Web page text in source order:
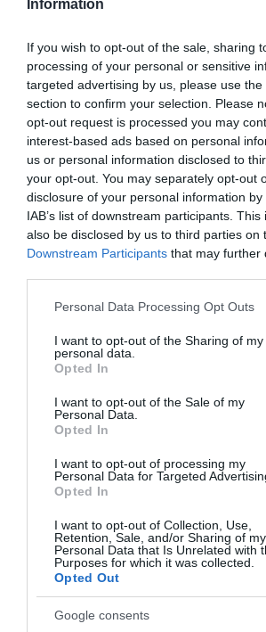
Information
If you wish to opt-out of the sale, sharing
processing of your personal or sensitive
targeted advertising by us, please use
section to confirm your selection. Please
opt-out request is processed you may
interest-based ads based on personal
us or personal information disclosed to
your opt-out. You may separately opt-out
disclosure of your personal information
IAB’s list of downstream participants.
also be disclosed by us to third parties on
Downstream Participants that may further
Please note that this website/app uses
not limited to your visit or usage
grant or deny consent to Google and its
use your data for below specified
consent section.
Personal Data Processing Opt Outs
I want to opt-out of the Sharing of my
personal data.
Opted In
I want to opt-out of the Sale of my
Personal Data.
Opted In
I want to opt-out of processing my
Personal Data for Targeted
Opted In
I want to opt-out of Collection, Use,
Retention, Sale, and/or Sharing of my
Personal Data that Is Unrelated with
Purposes for which it was collected.
Opted Out
Google consents
RIASZTÁST HEVES MEGYÉBEN
Túlnyomóan borult lesz az ég, és többfelé
területeken – a Dunántúl északi részén és
középhegységben – havas eső, havazás is.
több centiméter hó v...
ÓNOS ESŐ FENYEGETI HEVES MEGYÉT,
FIGYELMEZTETÉST ADTAK KI SZERDÁRA
2021. február 16|Környék ügye
Ónos eső veszélye miatt több megyére és
figyelmeztetést adott ki szerdára az
Szolgálat. Az MTI-hez eljuttatott
Budapestre, Pest, Bor...
ÓNOS ESŐ MIATT ADTAK KI
Éjjel megérkezett az újabb mediterrán
színes palettáját felsorakoztatva. Az intenzív
nyugaton már 20 centi hó hullott. A havazás
területet hódít ...
VÁLTOZÉKONY IDŐT ÍGÉRNEK HÉTVÉGÉRE,
ÓNOS ESŐ IS
2021. december 16
Mindenki ügye
várható a hétvégén – derül ki az Országos
Szolgálat országos, középtávú
csütörtökön juttattak e...
LEGYEN ÓVATOS: ÓNOS ESŐRE